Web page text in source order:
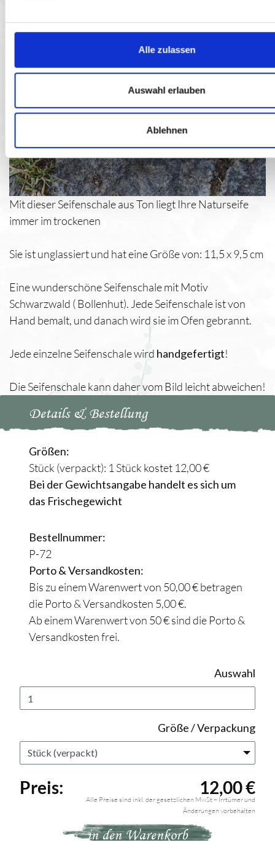
Alle zulassen
Auswahl erlauben
Ablehnen
Mit dieser Seifenschale aus Ton liegt Ihre Naturseife
immer im trockenen
Sie ist unglassiert und hat eine Größe von: 11,5 x 9,5 cm
Eine wunderschöne Seifenschale mit Motiv
Schwarzwald ( Bollenhut). Jede Seifenschale ist von
Hand bemalt, und danach wird sie im Ofen gebrannt.
Jede einzelne Seifenschale wird handgefertigt!
Die Seifenschale kann daher vom Bild leicht abweichen!
Details & Bestellung
Größen:
Stück (verpackt): 1 Stück kostet 12,00 €
Bei der Gewichtsangabe handelt es sich um
das Frischegewicht
Bestellnummer:
P-72
Porto & Versandkosten:
Bis zu einem Warenwert von 50,00 € betragen
die Porto & Versandkosten 5,00 €.
Ab einem Warenwert von 50 € sind die Porto &
Versandkosten frei.
Auswahl
Größe / Verpackung
Preis: 12,00 €
Alle Preise sind inkl. der gesetzlichen MwSt – Irrtümer und
Änderungen vorbehalten
in den Warenkorb